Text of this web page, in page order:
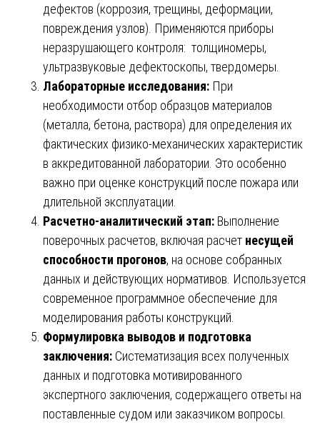
дефектов (коррозия, трещины, деформации,
повреждения узлов). Применяются приборы
неразрушающего контроля: толщиномеры,
ультразвуковые дефектоскопы, твердомеры.
Лабораторные исследования: При
необходимости отбор образцов материалов
(металла, бетона, раствора) для определения их
фактических физико-механических характеристик
в аккредитованной лаборатории. Это особенно
важно при оценке конструкций после пожара или
длительной эксплуатации.
Расчетно-аналитический этап: Выполнение
поверочных расчетов, включая расчет несущей
способности прогонов, на основе собранных
данных и действующих нормативов. Используется
современное программное обеспечение для
моделирования работы конструкций.
Формулировка выводов и подготовка
заключения: Систематизация всех полученных
данных и подготовка мотивированного
экспертного заключения, содержащего ответы на
поставленные судом или заказчиком вопросы.